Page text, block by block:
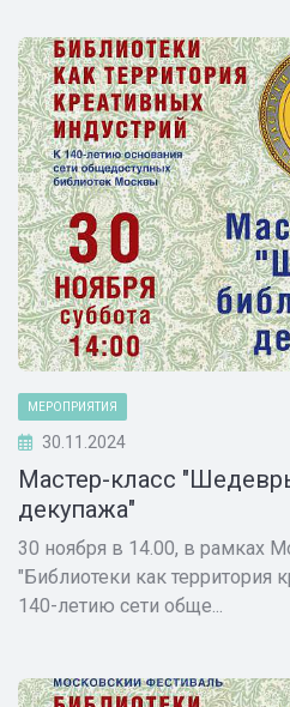
МЕРОПРИЯТИЯ
30.11.2024
Мастер-класс
декупажа"
30 ноября в 14.00, в рамках
"Библиотеки как территория
140-летию сети обще...